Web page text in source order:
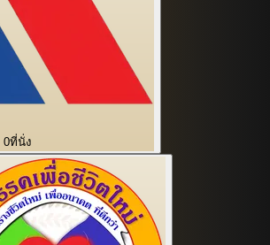
0ที่นั่ง